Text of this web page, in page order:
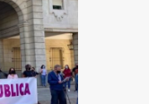
las
Saudita